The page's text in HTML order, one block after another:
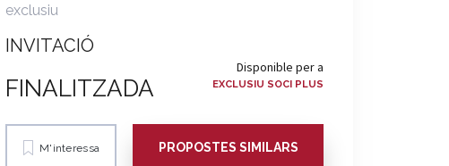
exclusiu
INVITACIÓ
FINALITZADA
Disponible per a
EXCLUSIU SOCI PLUS
M'interessa PROPOSTES SIMILARS